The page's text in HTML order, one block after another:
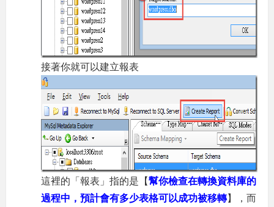
接著你就可以建立報表
這裡的「報表」指的是【幫你檢查在轉換資料庫的
過程中，預計會有多少表格可以成功被移轉】，而